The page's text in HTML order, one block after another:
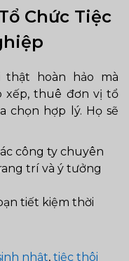
Chức Tiệc
hoàn hảo mà
xếp, thuê đơn vị tổ
chọn hợp lý. Họ sẽ
công ty chuyên
trí và ý tưởng
tiết kiệm thời
nhật, tiệc thôi